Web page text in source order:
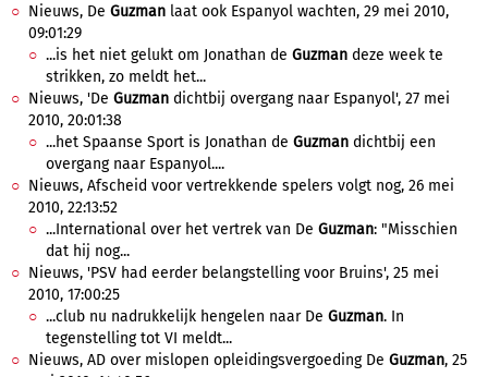
Nieuws, De Guzman laat ook Espanyol wachten, 29 mei 2010,
09:01:29
...is het niet gelukt om Jonathan de Guzman deze week te
strikken, zo meldt het...
Nieuws, 'De Guzman dichtbij overgang naar Espanyol', 27 mei
2010, 20:01:38
...het Spaanse Sport is Jonathan de Guzman dichtbij een
overgang naar Espanyol....
Nieuws, Afscheid voor vertrekkende spelers volgt nog, 26 mei
2010, 22:13:52
...International over het vertrek van De Guzman: "Misschien
dat hij nog...
Nieuws, 'PSV had eerder belangstelling voor Bruins', 25 mei
2010, 17:00:25
...club nu nadrukkelijk hengelen naar De Guzman. In
tegenstelling tot VI meldt...
Nieuws, AD over mislopen opleidingsvergoeding De Guzman, 25